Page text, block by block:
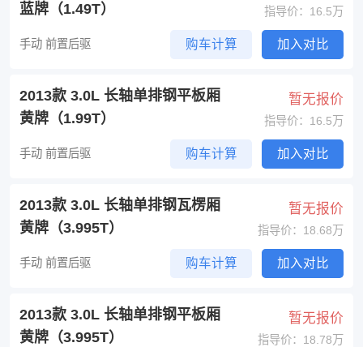
蓝牌（1.49T）
指导价：16.5万
手动 前置后驱 购车计算 加入对比
2013款 3.0L 长轴单排钢平板厢
黄牌（1.99T）
暂无报价
指导价：16.5万
手动 前置后驱 购车计算 加入对比
2013款 3.0L 长轴单排钢瓦楞厢
黄牌（3.995T）
暂无报价
指导价：18.68万
手动 前置后驱 购车计算 加入对比
2013款 3.0L 长轴单排钢平板厢
黄牌（3.995T）
暂无报价
指导价：18.78万